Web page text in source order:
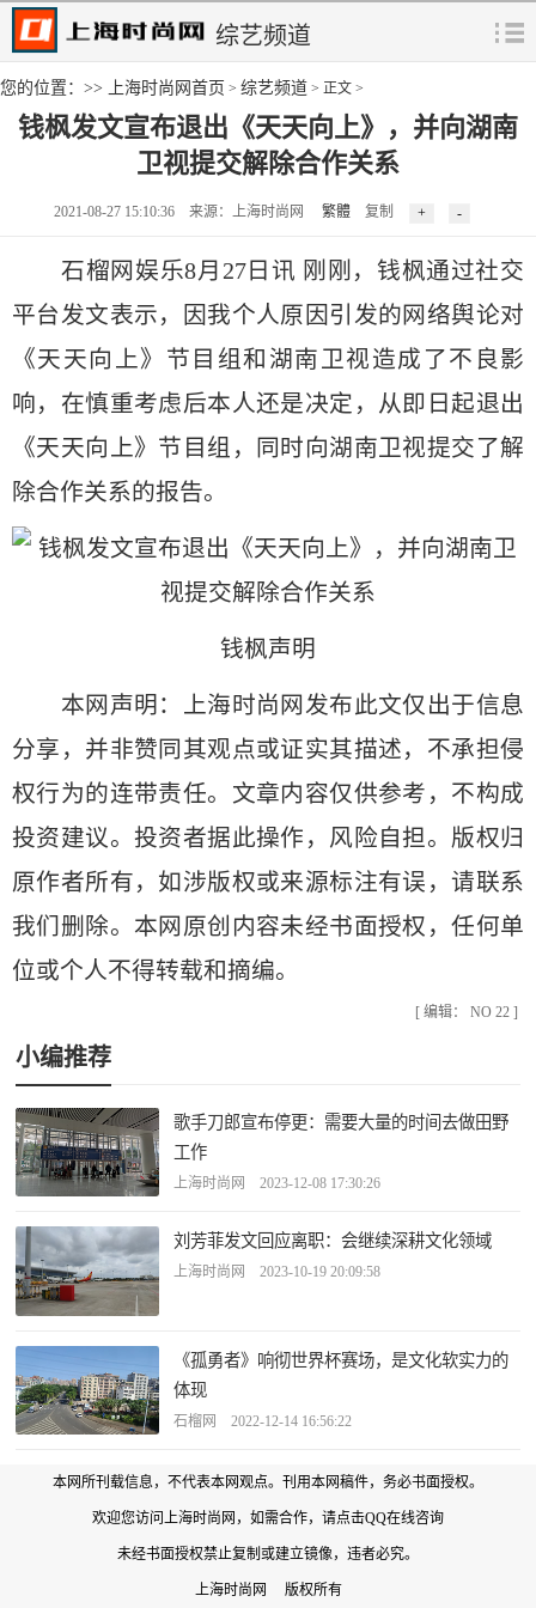
综艺频道
您的位置：>> 上海时尚网首页 > 综艺频道 > 正文 >
钱枫发文宣布退出《天天向上》，并向湖南
卫视提交解除合作关系
2021-08-27 15:10:36 来源：上海时尚网 繁體 复制
石榴网娱乐8月27日讯 刚刚，钱枫通过社交
平台发文表示，因我个人原因引发的网络舆论对
《天天向上》节目组和湖南卫视造成了不良影
响，在慎重考虑后本人还是决定，从即日起退出
《天天向上》节目组，同时向湖南卫视提交了解
除合作关系的报告。
钱枫声明
本网声明：上海时尚网发布此文仅出于信息
分享，并非赞同其观点或证实其描述，不承担侵
权行为的连带责任。文章内容仅供参考，不构成
投资建议。投资者据此操作，风险自担。版权归
原作者所有，如涉版权或来源标注有误，请联系
我们删除。本网原创内容未经书面授权，任何单
位或个人不得转载和摘编。
[ 编辑： NO 22 ]
小编推荐
歌手刀郎宣布停更：需要大量的时间去做田野
工作
上海时尚网 2023-12-08 17:30:26
刘芳菲发文回应离职：会继续深耕文化领域
上海时尚网 2023-10-19 20:09:58
《孤勇者》响彻世界杯赛场，是文化软实力的
体现
石榴网 2022-12-14 16:56:22
本网所刊载信息，不代表本网观点。刊用本网稿件，务必书面授权。
欢迎您访问上海时尚网，如需合作， 请点击QQ在线咨询
未经书面授权禁止复制或建立镜像，违者必究。
上海时尚网 版权所有